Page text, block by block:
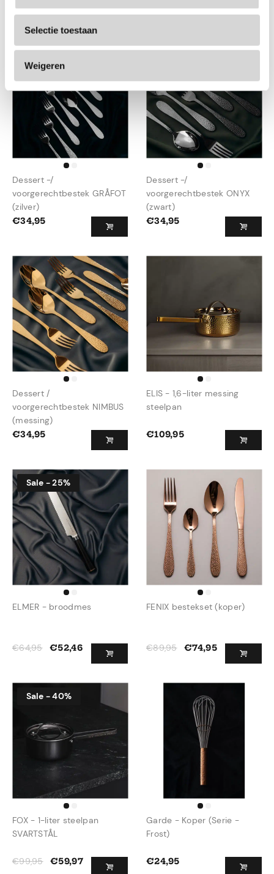
Selectie toestaan
Weigeren
€34,95 €34,95
Dessert -/
voorgerechtbestek GRÅFOT
(zilver)
€34,95
Dessert -/
voorgerechtbestek ONYX
(zwart)
€34,95
Dessert /
voorgerechtbestek NIMBUS
(messing)
€34,95
ELIS - 1,6-liter messing
steelpan
€109,95
Sale - 25%
ELMER - broodmes
€64,95 €52,46
FENIX bestekset (koper)
€89,95 €74,95
Sale - 40%
FOX - 1-liter steelpan
SVARTSTÅL
€99,95 €59,97
Garde - Koper (Serie -
Frost)
€24,95